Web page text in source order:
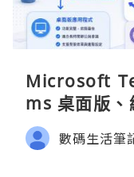
Microsoft
ms 桌面版、
數碼生活筆